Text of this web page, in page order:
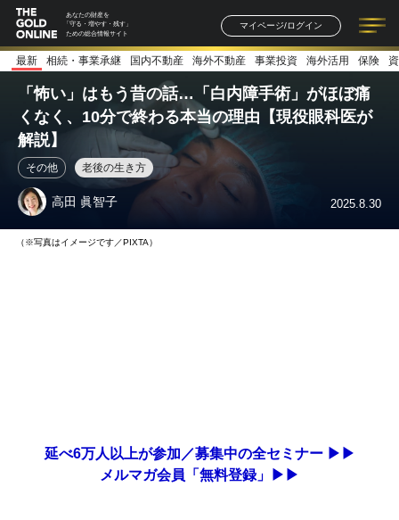
あなたの財産を
「守る・増やす・残す」
ための総合情報サイト
マイページ/ログイン
記事一覧 連載一覧
著者一覧 書籍一覧
最新 相続・事業承継 国内不動産 海外不動産 事業投資 海外活用 保険
「怖い」はもう昔の話…「白内障手術」がほぼ痛
くなく、10分で終わる本当の理由【現役眼科医が
解説】
その他 老後の生き方
高田 眞智子 2025.8.30
（※写真はイメージです／PIXTA）
延べ6万人以上が参加／募集中の全セミナー ▶▶
メルマガ会員「無料登録」▶▶